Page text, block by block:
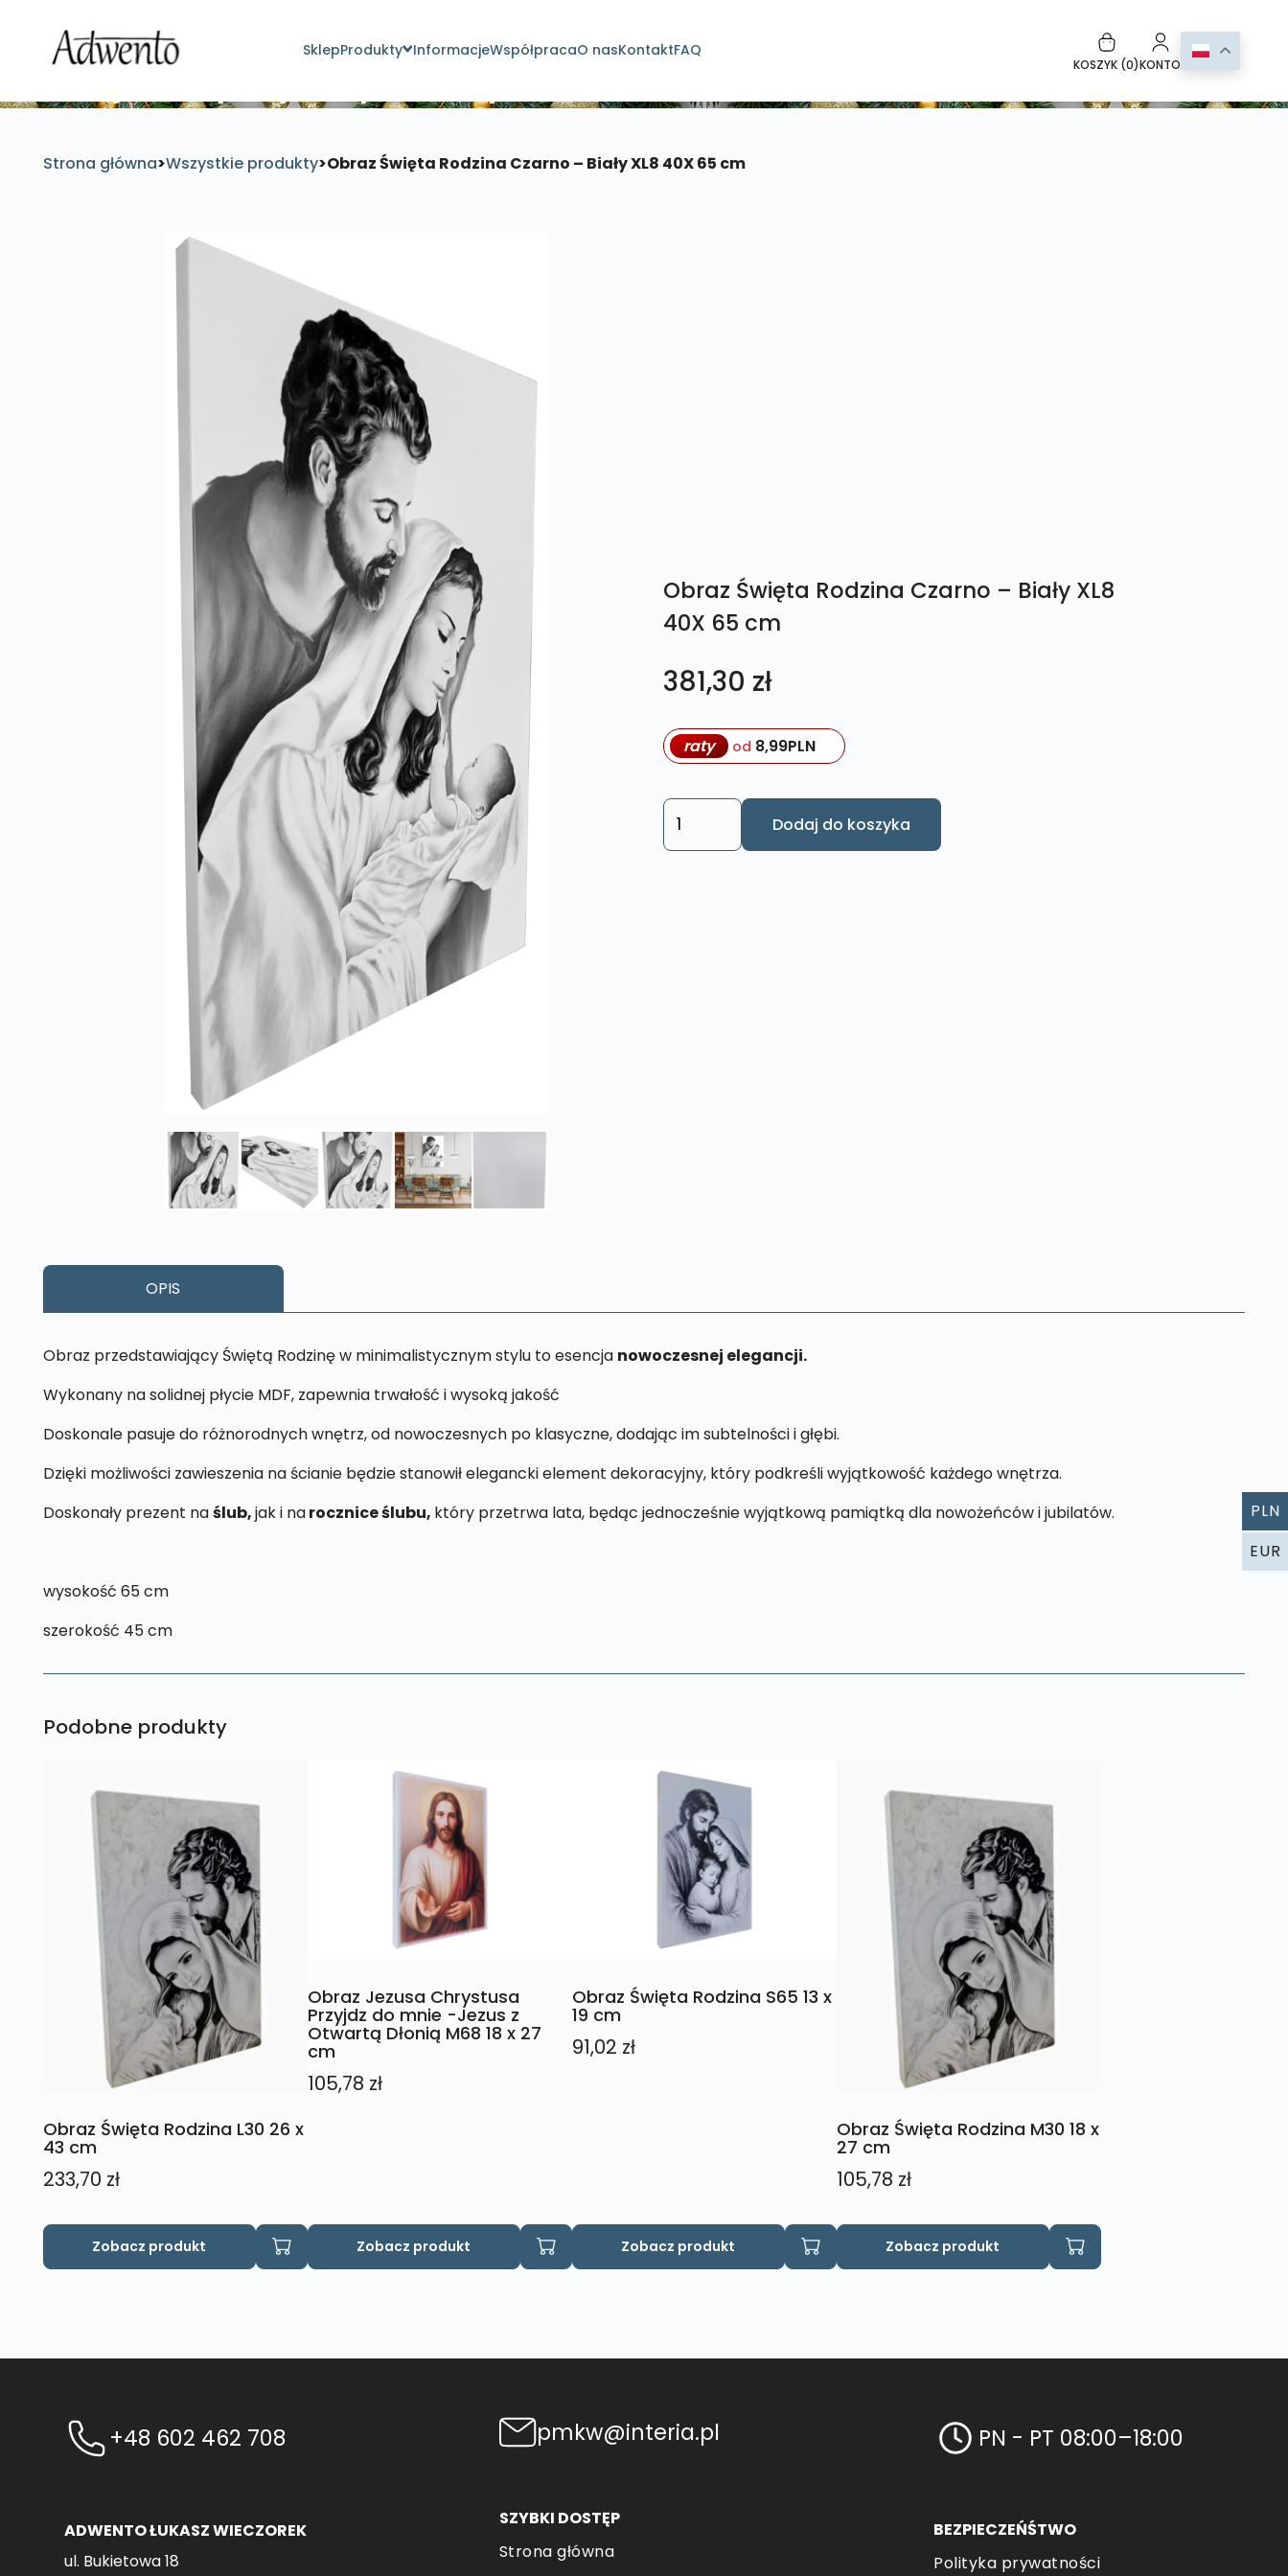
SklepProdukty InformacjeWspółpracaO nasKontaktFAQ
KOSZYK (0)KONTO
Strona główna>Wszystkie produkty>Obraz Święta Rodzina Czarno – Biały XL8 40X 65 cm
Obraz Święta Rodzina Czarno – Biały XL8
40X 65 cm
381,30 zł
raty od 8,99PLN
ilość
Obraz
Dodaj do koszyka
OPIS
Obraz przedstawiający Świętą Rodzinę w minimalistycznym stylu to esencja nowoczesnej elegancji.
Wykonany na solidnej płycie MDF, zapewnia trwałość i wysoką jakość
Doskonale pasuje do różnorodnych wnętrz, od nowoczesnych po klasyczne, dodając im subtelności i głębi.
Dzięki możliwości zawieszenia na ścianie będzie stanowił elegancki element dekoracyjny, który podkreśli wyjątkowość każdego wnętrza.
Doskonały prezent naślub,jak i narocznice ślubu, który przetrwa lata, będąc jednocześnie wyjątkową pamiątką dla nowożeńców i jubilatów.
wysokość 65 cm
szerokość 45 cm
Podobne produkty
Obraz Święta Rodzina L30 26 x
43 cm
233,70 zł
Zobacz produkt
Obraz Jezusa Chrystusa
Przyjdz do mnie -Jezus z
Otwartą Dłonią M68 18 x 27
cm
105,78 zł
Zobacz produkt
Obraz Święta Rodzina S65 13 x
19 cm
91,02 zł
Zobacz produkt
Obraz Święta Rodzina M30 18 x
27 cm
105,78 zł
Zobacz produkt
+48 602 462 708
ADWENTO ŁUKASZ WIECZOREK
ul. Bukietowa 18
pmkw@interia.pl
SZYBKI DOSTĘP
Strona główna
PN - PT 08:00–18:00
BEZPIECZEŃŚTWO
Polityka prywatności
PLN
EUR